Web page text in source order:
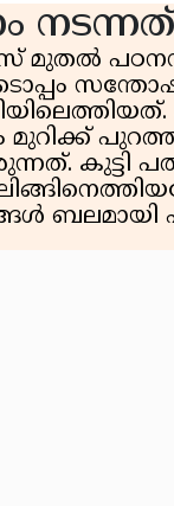
മുതൽ
മുറിക്ക്
കുട്ടി